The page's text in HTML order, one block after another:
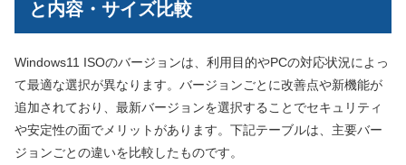
と内容・サイズ比較
Windows11 ISOのバージョンは、利用目的やPCの対応状況によっ
て最適な選択が異なります。バージョンごとに改善点や新機能が
追加されており、最新バージョンを選択することでセキュリティ
や安定性の面でメリットがあります。下記テーブルは、主要バー
ジョンごとの違いを比較したものです。